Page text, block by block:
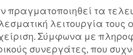
πραγματοποιηθεί τα
λειτουργία τους
Σύμφωνα με
συνεργάτες, που